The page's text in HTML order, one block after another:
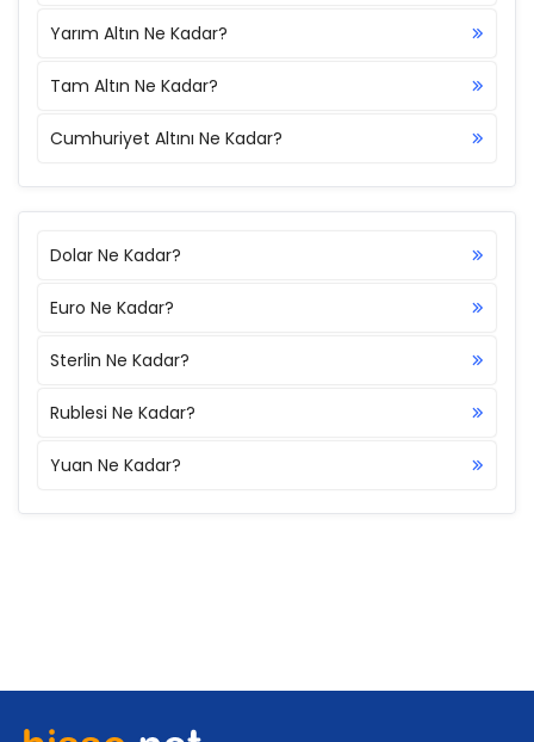
Yarım Altın Ne Kadar?
Tam Altın Ne Kadar?
Cumhuriyet Altını Ne Kadar?
Dolar Ne Kadar?
Euro Ne Kadar?
Sterlin Ne Kadar?
Rublesi Ne Kadar?
Yuan Ne Kadar?